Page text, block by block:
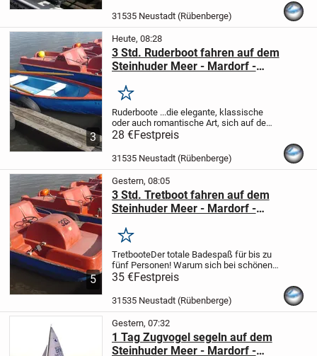
zwei Rümpfen suchen.Mit
31535 Neustadt (Rübenberge)
3
Heute, 08:28
3 Std. Ruderboot fahren auf dem
Steinhuder Meer - Mardorf -
Merken
Ruderboote...die elegante, klassische
oder auch romantische Art, sich auf dem
Steinhuder Meer zu bewegen.
: Ruderboot½ Std. 7,00 EUR
EUR3 Std. 28,00 EUR1 Tag 55,00...
28 €Festpreis
31535 Neustadt (Rübenberge)
5
Gestern, 08:05
3 Std. Tretboot fahren auf dem
Steinhuder Meer - Mardorf -
Merken
TretbooteDer totale Badespaß für bis zu
fünf Personen! Warum sich bei schönen
Wetter am engen Strand von Mardorf
drängen, wenn man sich weit ab vom
Trubel, mitten auf dem Steinhuder Meer,...
35 €Festpreis
31535 Neustadt (Rübenberge)
Gestern, 07:32
1 Tag Zugvogel segeln auf dem
Steinhuder Meer - Mardorf -